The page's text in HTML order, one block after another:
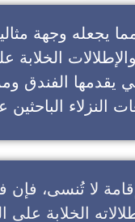
وجهة
الخلابة
يقدمها الفندق
النزلاء
لا تُنسى، فإن
الخلابة على